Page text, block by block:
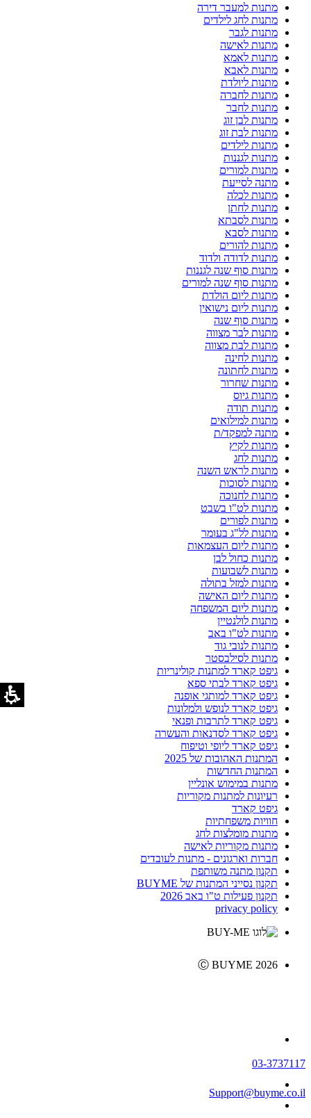
מתנות למעבר דירה
מתנות לחג לילדים
מתנות לגבר
מתנות לאישה
מתנות לאמא
מתנות לאבא
מתנות ליולדת
מתנות לחברה
מתנות לחבר
מתנות לבן זוג
מתנות לבת זוג
מתנות לילדים
מתנות לגננות
מתנות למורים
מתנה לסייעת
מתנות לכלה
מתנות לחתן
מתנות לסבתא
מתנות לסבא
מתנות להורים
מתנות לדודה ולדוד
מתנות סוף שנה לגננות
מתנות סוף שנה למורים
מתנות ליום הולדת
מתנות ליום נישואין
מתנות סוף שנה
מתנות לבר מצווה
מתנות לבת מצווה
מתנות לחינה
מתנות לחתונה
מתנות שחרור
מתנות גיוס
מתנות תודה
מתנות למילואים
מתנה למפקד/ת
מתנות לקיץ
מתנות לחג
מתנות לראש השנה
מתנות לסוכות
מתנות לחנוכה
מתנות לט"ו בשבט
מתנות לפורים
מתנות לל"ג בעומר
מתנות ליום העצמאות
מתנות כחול לבן
מתנות לשבועות
מתנות למזל בתולה
מתנות ליום האישה
מתנות ליום המשפחה
מתנות לולנטיין
מתנות לט"ו באב
מתנות לנובי גוד
מתנות לסילבסטר
גיפט קארד למתנות קולינריות
גיפט קארד לבתי ספא
גיפט קארד למותגי אופנה
גיפט קארד לנופש ולמלונות
גיפט קארד לתרבות ופנאי
גיפט קארד לסדנאות והעשרה
גיפט קארד ליופי וטיפוח
המתנות האהובות של 2025
המתנות החדשות
מתנות במימוש אונליין
רעיונות למתנות מקוריות
גיפט קארד
חוויות משפחתיות
מתנות מומלצות לחג
מתנות מקוריות לאישה
חברות וארגונים - מתנות לעובדים
תקנון מתנה משותפת
תקנון נסייני המתנות של BUYME
תקנון פעילות ט"ו באב 2026
privacy policy
Ⓒ BUYME 2026
03-3737117
Support@buyme.co.il